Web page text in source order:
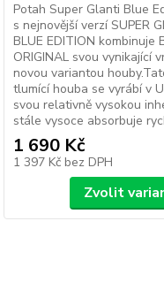
Potah Super Glanti Blue
s nejnovější verzí SUPER
BLUE EDITION kombinuje
ORIGINAL svou vynikající
novou variantou
tlumící houba se vyrábí v
svou relativně vysokou
stále vysoce absorbuje
1 690 Kč
1 397 Kč bez DPH
Zvolit